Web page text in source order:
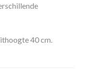
40 cm.